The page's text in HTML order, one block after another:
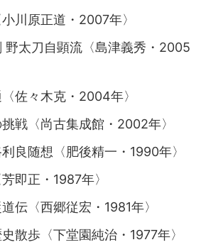
川原正道・2007年〉
野太刀自顕流〈島津義秀・2005
佐々木克・2004年〉
戦〈尚古集成館・2002年〉
良随想〈肥後精一・1990年〉
即正・1987年〉
伝〈西郷従宏・1981年〉
散歩〈下堂園純治・1977年〉